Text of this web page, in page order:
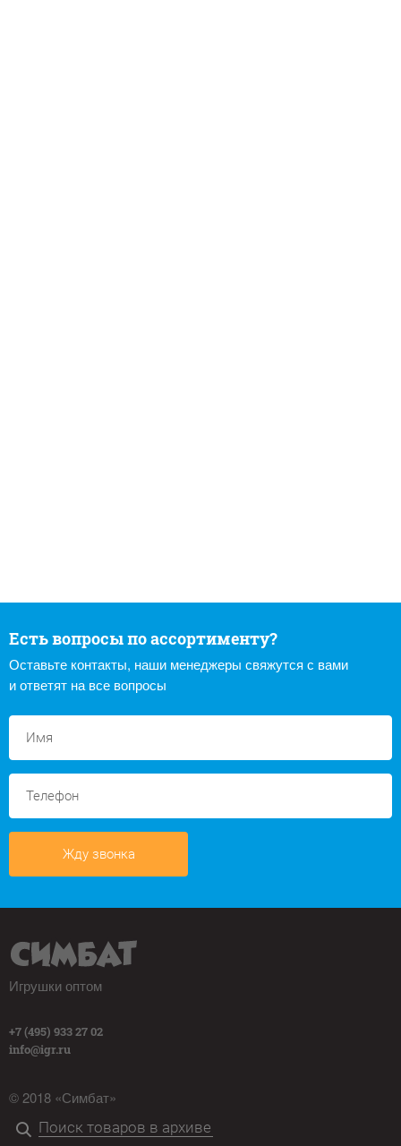
Есть вопросы по ассортименту?
Оставьте контакты, наши менеджеры свяжутся с вами
и ответят на все вопросы
Жду звонка
Игрушки оптом
+7 (495) 933 27 02
info@igr.ru
© 2018 «Симбат»